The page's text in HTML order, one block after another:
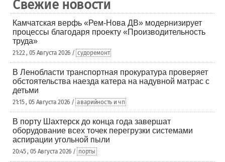
Свежие новости
Камчатская верфь «Рем-Нова ДВ» модернизирует
процессы благодаря проекту «Производительность
труда»
21:22 , 05 Августа 2026 / судоремонт
В Ленобласти транспортная прокуратура проверяет
обстоятельства наезда катера на надувной матрас с
детьми
21:15 , 05 Августа 2026 / аварийность и чп
В порту Шахтерск до конца года завершат
оборудование всех точек перегрузки системами
аспирации угольной пыли
20:45 , 05 Августа 2026 / порты